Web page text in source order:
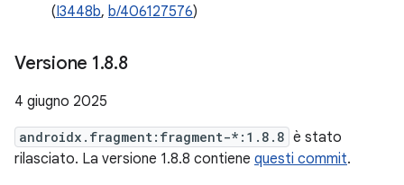
(I3448b, b/406127576)
Versione 1.8.8
4 giugno 2025
androidx.fragment:fragment-*:1.8.8 è stato
rilasciato. La versione 1.8.8 contiene questi commit.